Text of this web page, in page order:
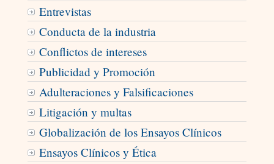
Entrevistas
Conducta de la industria
Conflictos de intereses
Publicidad y Promoción
Adulteraciones y Falsificaciones
Litigación y multas
Globalización de los Ensayos Clínicos
Ensayos Clínicos y Ética